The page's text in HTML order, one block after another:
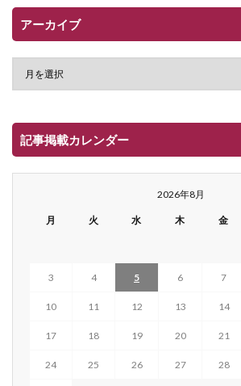
アーカイブ
記事掲載カレンダー
2026年8月
月 火 水 木 金
3 4 5 6 7
10 11 12 13 14
17 18 19 20 21
24 25 26 27 28